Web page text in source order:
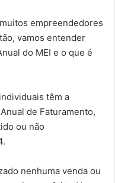
empreendedores
vamos entender
do MEI e o que é
têm a
de Faturamento,
ou não
nenhuma venda ou